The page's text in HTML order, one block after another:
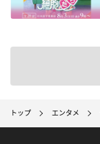
トップ エンタメ